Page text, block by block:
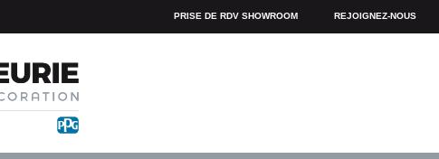
PRISE DE RDV SHOWROOM REJOIGNEZ-NOUS